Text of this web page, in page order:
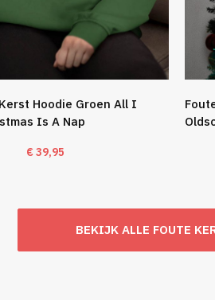
Hoodie Groen All I
Is A Nap
€39,95
BEKIJK ALLE FOUTE